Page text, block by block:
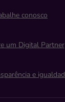
conosco
um Digital Partner
e